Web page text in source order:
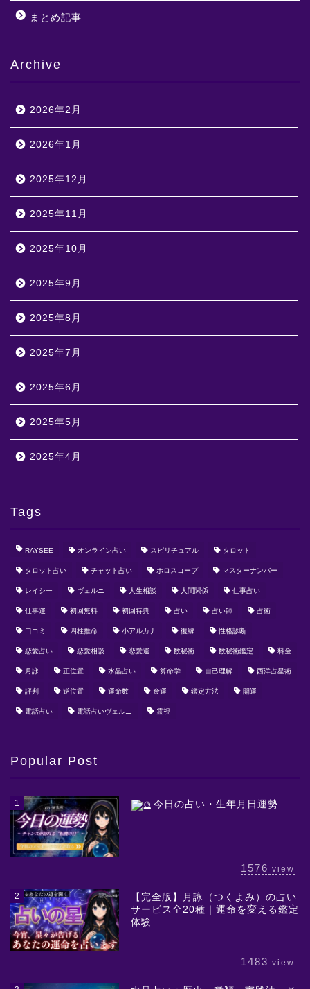
まとめ記事
Archive
2026年2月
2026年1月
2025年12月
2025年11月
2025年10月
2025年9月
2025年8月
2025年7月
2025年6月
2025年5月
2025年4月
Tags
RAYSEE オンライン占い スピリチュアル タロット
タロット占い チャット占い ホロスコープ マスターナンバー
レイシー ヴェルニ 人生相談 人間関係 仕事占い
仕事運 初回無料 初回特典 占い 占い師 占術
口コミ 四柱推命 小アルカナ 復縁 性格診断
恋愛占い 恋愛相談 恋愛運 数秘術 数秘術鑑定 料金
月詠 正位置 水晶占い 算命学 自己理解 西洋占星術
評判 逆位置 運命数 金運 鑑定方法 開運
電話占い 電話占いヴェルニ 霊視
Popular Post
1 今日の占い・生年月日運勢
1576 view
2
【完全版】月詠（つくよみ）の占い
サービス全20種｜運命を変える鑑定
体験
1483 view